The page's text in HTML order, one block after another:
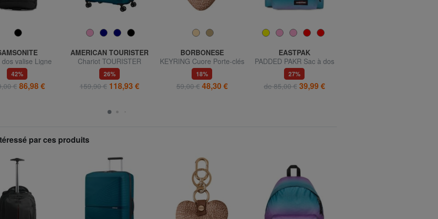
dos valise Ligne
2.0, pour
portable 17,3"
42%
€ 86,98 €
AMERICAN TOURISTER
Chariot TOURISTER
AMERICAIN AIRCONIC,
grand, taille légère
26%
159,90 € 118,93 €
BORBONESE
KEYRING Cuore Porte-clés
avec breloque
18%
59,00 € 48,30 €
EASTPAK
PADDED PAKR Sac à dos
27%
de 85,00 € 39,99 €
par ces produits